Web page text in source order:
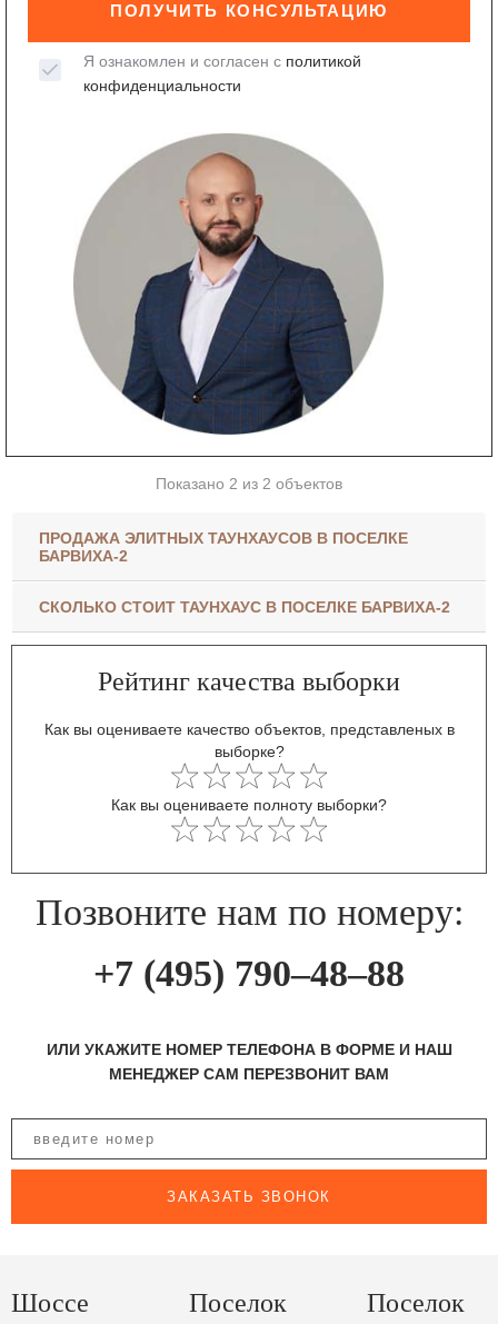
ПОЛУЧИТЬ КОНСУЛЬТАЦИЮ
Я ознакомлен и согласен с политикой
конфиденциальности
Показано 2 из 2 объектов
ПРОДАЖА ЭЛИТНЫХ ТАУНХАУСОВ В ПОСЕЛКЕ
БАРВИХА-2
СКОЛЬКО СТОИТ ТАУНХАУС В ПОСЕЛКЕ БАРВИХА-2
Рейтинг качества выборки
Как вы оцениваете качество объектов, представленых в
выборке?
Как вы оцениваете полноту выборки?
Позвоните нам по номеру:
+7 (495) 790–48–88
ИЛИ УКАЖИТЕ НОМЕР ТЕЛЕФОНА В ФОРМЕ И НАШ
МЕНЕДЖЕР САМ ПЕРЕЗВОНИТ ВАМ
ЗАКАЗАТЬ ЗВОНОК
Шоссе Поселок Поселок